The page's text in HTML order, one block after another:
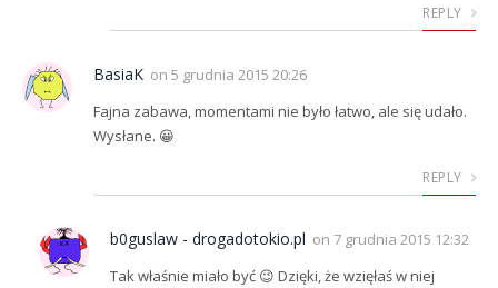
REPLY
BasiaK on 5 grudnia 2015 20:26
Fajna zabawa, momentami nie było łatwo, ale się udało.
Wysłane. 😀
REPLY
b0guslaw - drogadotokio.pl on 7 grudnia 2015 12:32
Tak właśnie miało być 😉 Dzięki, że wzięłaś w niej